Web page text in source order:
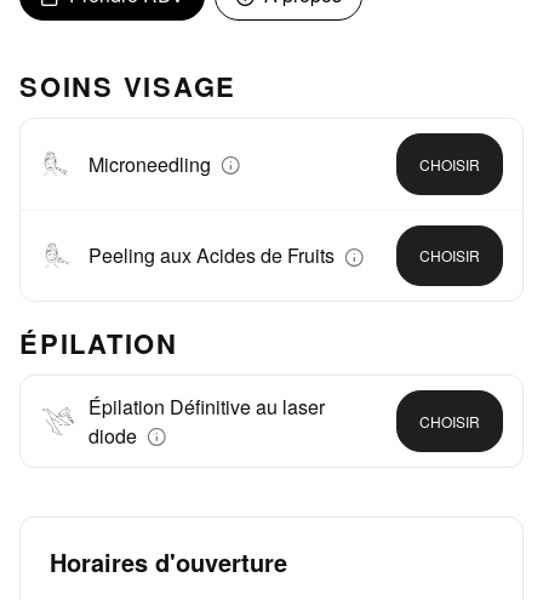
SOINS VISAGE
Microneedling CHOISIR
Peeling aux Acides de Fruits CHOISIR
ÉPILATION
Épilation Définitive au laser
diode
CHOISIR
Horaires d'ouverture